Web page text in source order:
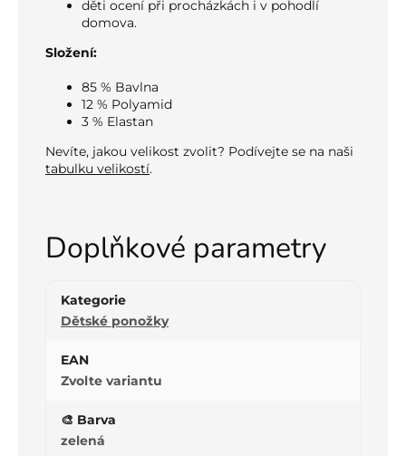
děti ocení při procházkách i v pohodlí
domova.
Složení:
85 % Bavlna
12 % Polyamid
3 % Elastan
Nevíte, jakou velikost zvolit? Podívejte se na naši
tabulku velikostí.
Doplňkové parametry
Kategorie
Dětské ponožky
EAN
Zvolte variantu
🎨 Barva
zelená